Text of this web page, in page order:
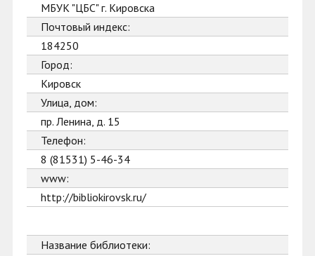
МБУК "ЦБС" г. Кировска
Почтовый индекс:
184250
Город:
Кировск
Улица, дом:
пр. Ленина, д. 15
Телефон:
8 (81531) 5-46-34
www:
http://bibliokirovsk.ru/
Название библиотеки: